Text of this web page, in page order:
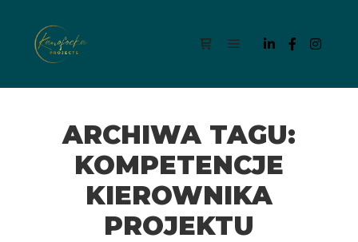
ARCHIWA TAGU:
KOMPETENCJE
KIEROWNIKA
PROJEKTU